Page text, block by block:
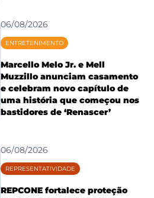
06/08/2026
ENTRETENIMENTO
Marcello Melo Jr. e Mell
Muzzillo anunciam casamento
e celebram novo capítulo de
uma história que começou nos
bastidores de ‘Renascer’
06/08/2026
REPRESENTATIVIDADE
REPCONE fortalece proteção